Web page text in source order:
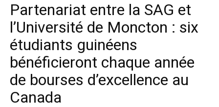
Partenariat entre la SAG et
l’Université de Moncton : six
étudiants guinéens
bénéficieront chaque année
de bourses d’excellence au
Canada